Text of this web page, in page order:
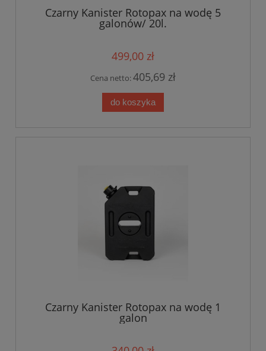
Czarny Kanister Rotopax na wodę 5
galonów/ 20l.
499,00 zł
Cena netto:405,69 zł
do koszyka
Czarny Kanister Rotopax na wodę 1
galon